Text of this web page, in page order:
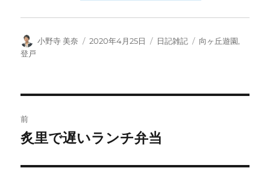
投
小野寺 美奈
投
2020年4月25日
カ
日記雑記
タ
向ヶ丘遊園,
登戸
稿
前
前
投
炙里で遅いランチ弁当